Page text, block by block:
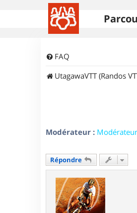
FAQ
UtagawaVTT (Randos
Modérateur :
Répondre